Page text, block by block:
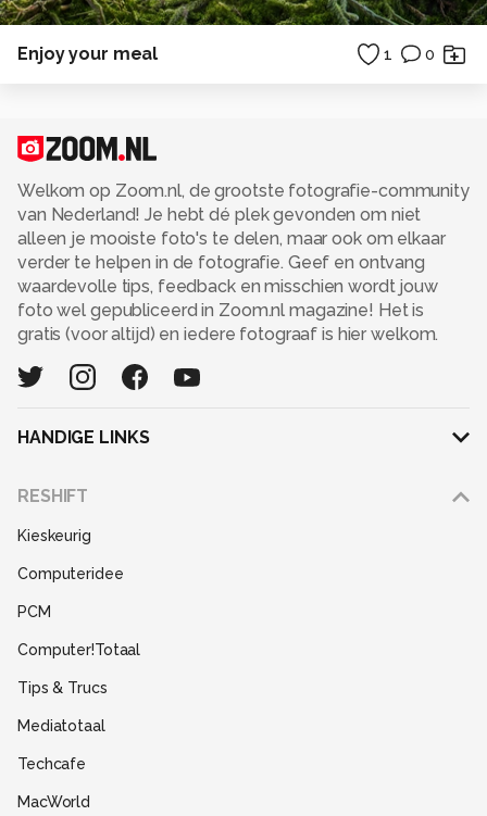
Enjoy your meal 1 0
Welkom op Zoom.nl, de grootste fotografie-community
van Nederland! Je hebt dé plek gevonden om niet
alleen je mooiste foto's te delen, maar ook om elkaar
verder te helpen in de fotografie. Geef en ontvang
waardevolle tips, feedback en misschien wordt jouw
foto wel gepubliceerd in Zoom.nl magazine! Het is
gratis (voor altijd) en iedere fotograaf is hier welkom.
HANDIGE LINKS
RESHIFT
Kieskeurig
Computeridee
PCM
Computer!Totaal
Tips & Trucs
Mediatotaal
Techcafe
MacWorld